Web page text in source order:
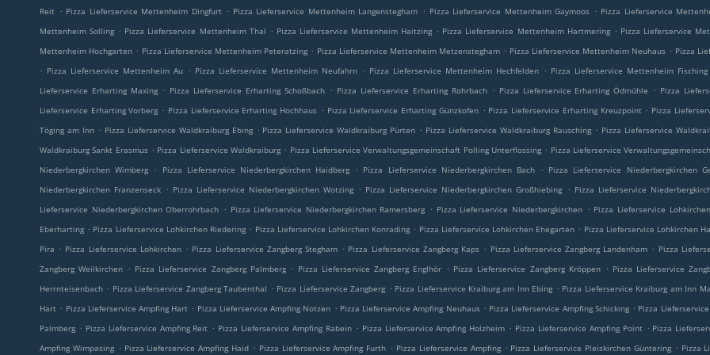
Reit . Pizza Lieferservice Mettenheim Dingfurt . Pizza Lieferservice Mettenheim Langenstegham . Pizza Lieferservice Mettenheim Gaymoos . Pizza Lieferservice
Mettenheim Solling . Pizza Lieferservice Mettenheim Thal . Pizza Lieferservice Mettenheim Haitzing . Pizza Lieferservice Mettenheim Hartmering . Pizza Lieferservice
Mettenheim Hochgarten . Pizza Lieferservice Mettenheim Peteratzing . Pizza Lieferservice Mettenheim Metzenstegham . Pizza Lieferservice Mettenheim Neuhaus . Pizza
. Pizza Lieferservice Mettenheim Au . Pizza Lieferservice Mettenheim Neufahrn . Pizza Lieferservice Mettenheim Hechfelden . Pizza Lieferservice Mettenheim Fisching
Lieferservice Erharting Maxing . Pizza Lieferservice Erharting Schoßbach . Pizza Lieferservice Erharting Rohrbach . Pizza Lieferservice Erharting Ödmühle . Pizza
Lieferservice Erharting Vorberg . Pizza Lieferservice Erharting Hochhaus . Pizza Lieferservice Erharting Günzkofen . Pizza Lieferservice Erharting Kreuzpoint . Pizza
Töging am Inn . Pizza Lieferservice Waldkraiburg Ebing . Pizza Lieferservice Waldkraiburg Pürten . Pizza Lieferservice Waldkraiburg Rausching . Pizza Lieferservice
Waldkraiburg Sankt Erasmus . Pizza Lieferservice Waldkraiburg . Pizza Lieferservice Verwaltungsgemeinschaft Polling Unterflossing . Pizza Lieferservice
Niederbergkirchen Wimberg
. Pizza Lieferservice Niederbergkirchen Haidberg . Pizza Lieferservice Niederbergkirchen Bach . Pizza Lieferservice Niederbergkirchen
Niederbergkirchen Franzenseck . Pizza Lieferservice Niederbergkirchen Wotzing . Pizza Lieferservice Niederbergkirchen Großhiebing . Pizza Lieferservice
Lieferservice Niederbergkirchen Oberrohrbach . Pizza Lieferservice Niederbergkirchen Ramersberg . Pizza Lieferservice Niederbergkirchen . Pizza Lieferservice
Eberharting . Pizza Lieferservice Lohkirchen Riedering . Pizza Lieferservice Lohkirchen Konrading . Pizza Lieferservice Lohkirchen Ehegarten . Pizza Lieferservice Lohkirchen
Pira . Pizza Lieferservice Lohkirchen . Pizza Lieferservice Zangberg Stegham . Pizza Lieferservice Zangberg Kaps . Pizza Lieferservice Zangberg Landenham . Pizza
Zangberg Weilkirchen . Pizza Lieferservice Zangberg Palmberg . Pizza Lieferservice Zangberg Englhör . Pizza Lieferservice Zangberg Kröppen . Pizza Lieferservice
Herrnteisenbach . Pizza Lieferservice Zangberg Taubenthal . Pizza Lieferservice Zangberg . Pizza Lieferservice Kraiburg am Inn Ebing . Pizza Lieferservice Kraiburg am Inn
Hart . Pizza Lieferservice Ampfing Hart . Pizza Lieferservice Ampfing Notzen . Pizza Lieferservice Ampfing Neuhaus . Pizza Lieferservice Ampfing Schicking . Pizza
Palmberg . Pizza Lieferservice Ampfing Reit . Pizza Lieferservice Ampfing Rabein . Pizza Lieferservice Ampfing Holzheim . Pizza Lieferservice Ampfing Point . Pizza
Ampfing Wimpasing . Pizza Lieferservice Ampfing Haid . Pizza Lieferservice Ampfing Furth . Pizza Lieferservice Ampfing . Pizza Lieferservice Pleiskirchen Güntering . Pizza